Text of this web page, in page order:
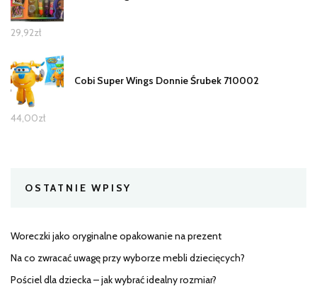
29,92zł
Cobi Super Wings Donnie Śrubek 710002
44,00zł
OSTATNIE WPISY
Woreczki jako oryginalne opakowanie na prezent
Na co zwracać uwagę przy wyborze mebli dziecięcych?
Pościel dla dziecka – jak wybrać idealny rozmiar?